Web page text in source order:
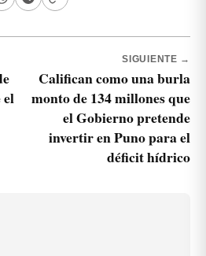
el
SIGUIENTE →
Califican como una burla
monto de 134 millones que
el Gobierno pretende
invertir en Puno para el
déficit hídrico